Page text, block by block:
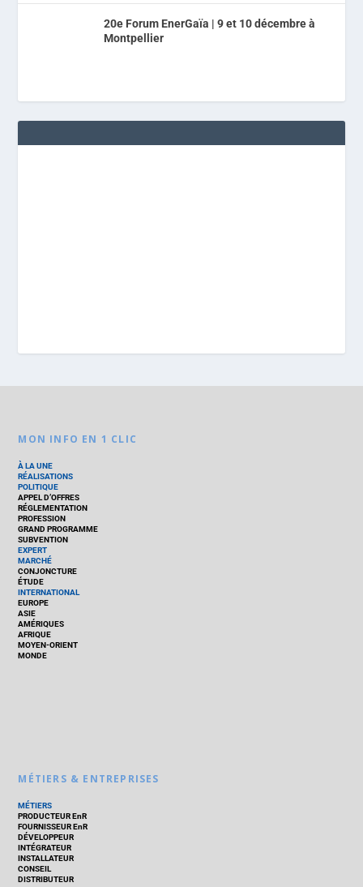
20e Forum EnerGaïa | 9 et 10 décembre à
Montpellier
MON INFO EN 1 CLIC
À LA UNE
RÉALISATIONS
POLITIQUE
APPEL D’OFFRES
RÉGLEMENTATION
PROFESSION
GRAND PROGRAMME
SUBVENTION
EXPERT
MARCHÉ
CONJONCTURE
ÉTUDE
INTERNATIONAL
EUROPE
ASIE
AMÉRIQUES
AFRIQUE
MOYEN-ORIENT
MONDE
MÉTIERS & ENTREPRISES
MÉTIERS
PRODUCTEUR EnR
FOURNISSEUR EnR
DÉVELOPPEUR
INTÉGRATEUR
INSTALLATEUR
CONSEIL
DISTRIBUTEUR